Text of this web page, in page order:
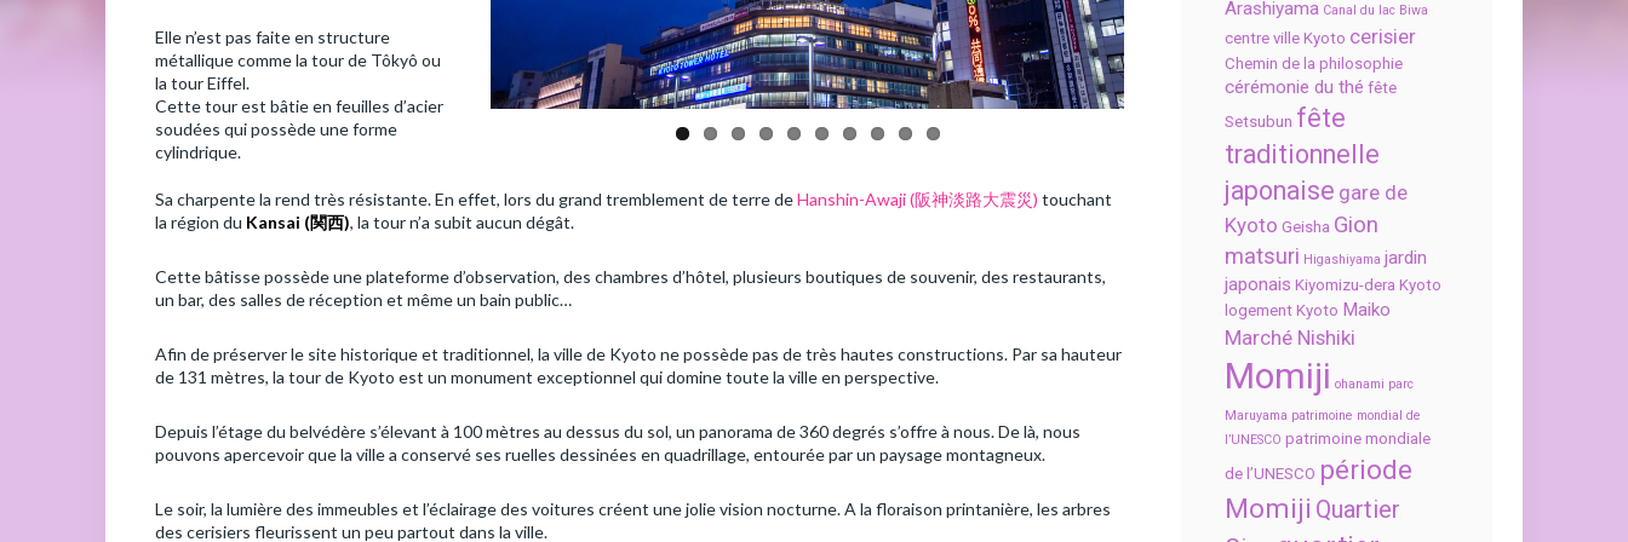
Arashiyama Canal du lac Biwa
centre ville Kyoto cerisier
Chemin de la philosophie
cérémonie du thé fête
Setsubun fête
traditionnelle
japonaise gare de
Kyoto Geisha Gion
matsuri Higashiyama jardin
japonais Kiyomizu-dera Kyoto
logement Kyoto Maiko
Marché Nishiki
Momiji ohanami parc
Maruyama patrimoine mondial de
l’UNESCO patrimoine mondiale
de l’UNESCO période
Momiji Quartier
Elle n’est pas faite en structure
métallique comme la tour de Tôkyô ou
la tour Eiffel.
Cette tour est bâtie en feuilles d’acier
soudées qui possède une forme
cylindrique.
Sa charpente la rend très résistante. En effet, lors du grand tremblement de terre deHanshin-Awaji (阪神淡路大震災) touchant
la région du Kansai (関西), la tour n’a subit aucun dégât.
Cette bâtisse possède une plateforme d’observation, des chambres d’hôtel, plusieurs boutiques de souvenir, des restaurants,
un bar, des salles de réception et même un bain public…
Afin de préserver le site historique et traditionnel, la ville de Kyoto ne possède pas de très hautes constructions. Par sa hauteur
de 131 mètres, la tour de Kyoto est un monument exceptionnel qui domine toute la ville en perspective.
Depuis l’étage du belvédère s’élevant à 100 mètres au dessus du sol, un panorama de 360 degrés s’offre à nous. De là, nous
pouvons apercevoir que la ville a conservé ses ruelles dessinées en quadrillage, entourée par un paysage montagneux.
Le soir, la lumière des immeubles et l’éclairage des voitures créent une jolie vision nocturne. A la floraison printanière, les arbres
des cerisiers fleurissent un peu partout dans la ville.